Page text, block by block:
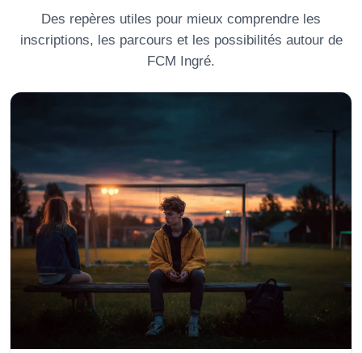
Des repères utiles pour mieux comprendre les
inscriptions, les parcours et les possibilités autour de
FCM Ingré.